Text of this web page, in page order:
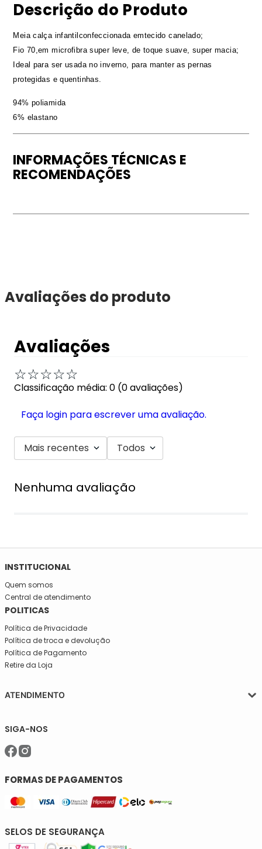
Descrição do Produto
Meia calça infantilconfeccionada emtecido canelado;
Fio 70,em microfibra super leve, de toque suave, super macia;
Ideal para ser usada no inverno, para manter as pernas
protegidas e quentinhas.
94% poliamida
6% elastano
INFORMAÇÕES TÉCNICAS E
RECOMENDAÇÕES
Avaliações do produto
Avaliações
☆☆☆☆☆
Classificação média: 0 (0 avaliações)
Faça login para escrever uma avaliação.
Mais recentes Todos
Nenhuma avaliação
INSTITUCIONAL
Quem somos
Central de atendimento
POLITICAS
Política de Privacidade
Política de troca e devolução
Política de Pagamento
Retire da Loja
ATENDIMENTO
Sexta, das 08:30 às 16h30.
Telefone: (11)5627-7800
WhatsApp: (11)94238-1925
sac@meiassaojose.com.br
SIGA-NOS
FORMAS DE PAGAMENTOS
SELOS DE SEGURANÇA